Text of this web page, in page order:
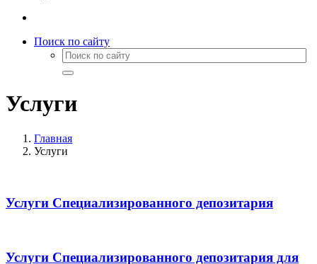
Поиск по сайту
Услуги
Главная
Услуги
Услуги Специализированного депозитария
Услуги Специализированного депозитария для